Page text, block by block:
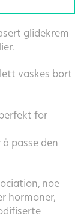
glidekrem
vaskes bort
for
passe den
noe
hormoner,